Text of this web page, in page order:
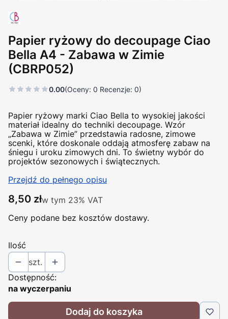
Papier ryżowy do decoupage Ciao
Bella A4 - Zabawa w Zimie
(CBRP052)
0.00(Oceny: 0 Recenzje: 0)
Papier ryżowy marki Ciao Bella to wysokiej jakości
materiał idealny do techniki decoupage. Wzór
„Zabawa w Zimie” przedstawia radosne, zimowe
scenki, które doskonale oddają atmosferę zabaw na
śniegu i uroku zimowych dni. To świetny wybór do
projektów sezonowych i świątecznych.
Przejdź do pełnego opisu
Cena
8,50 złw tym 23% VAT
w tym 23% VAT
Ceny podane bez kosztów dostawy.
Ilość
szt.
Dostępność:
na wyczerpaniu
Dodaj do koszyka